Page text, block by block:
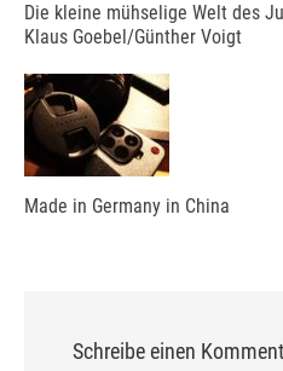
Die kleine mühselige Welt des
Klaus Goebel/Günther Voigt
Made in Germany in China
Schreibe einen